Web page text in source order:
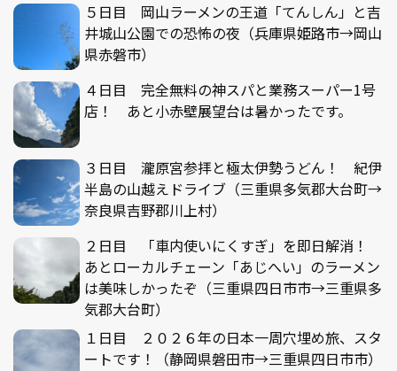
５日目 岡山ラーメンの王道「てんしん」と吉
井城山公園での恐怖の夜（兵庫県姫路市→岡山
県赤磐市）
４日目 完全無料の神スパと業務スーパー1号
店！ あと小赤壁展望台は暑かったです。
３日目 瀧原宮参拝と極太伊勢うどん！ 紀伊
半島の山越えドライブ（三重県多気郡大台町→
奈良県吉野郡川上村）
２日目 「車内使いにくすぎ」を即日解消！
あとローカルチェーン「あじへい」のラーメン
は美味しかったぞ（三重県四日市市→三重県多
気郡大台町）
１日目 ２０２６年の日本一周穴埋め旅、スタ
ートです！（静岡県磐田市→三重県四日市市）